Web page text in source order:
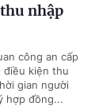
nhập
công an cấp
điều kiện thu
gian người
hợp đồng...